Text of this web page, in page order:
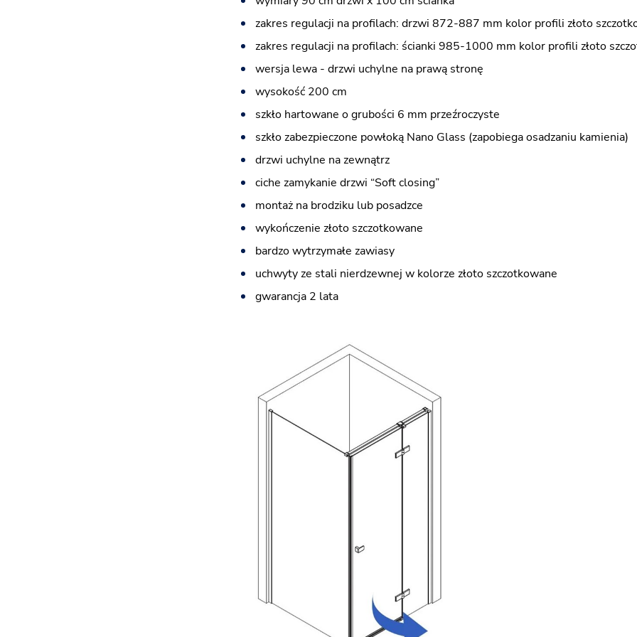
zakres regulacji na profilach: drzwi 872-887 mm kolor profili złoto
zakres regulacji na profilach: ścianki 985-1000 mm kolor profili złoto
wersja lewa - drzwi uchylne na prawą stronę
wysokość 200 cm
szkło hartowane o grubości 6 mm przeźroczyste
szkło zabezpieczone powłoką Nano Glass (zapobiega osadzaniu kamienia)
drzwi uchylne na zewnątrz
ciche zamykanie drzwi “Soft closing”
montaż na brodziku lub posadzce
wykończenie złoto szczotkowane
bardzo wytrzymałe zawiasy
uchwyty ze stali nierdzewnej w kolorze złoto szczotkowane
gwarancja 2 lata